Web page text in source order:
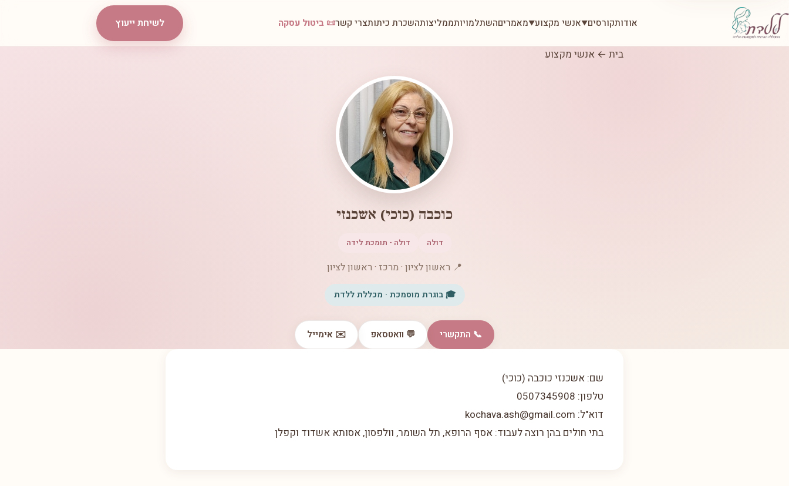
אודותקורסים▼אנשי מקצוע▼מאמריםהשתלמויותממליצותהשכרת כיתותצרי קשר📜 ביטול עסקה לשיחת ייעוץ
בית ← אנשי מקצוע
כוכבה (כוכי) אשכנזי
דולה דולה - תומכת לידה
📍 ראשון לציון · מרכז · ראשון לציון
🎓 בוגרת מוסמכת · מכללת ללדת
📞 התקשרי 💬 וואטסאפ ✉️ אימייל
שם: אשכנזי כוכבה (כוכי)
טלפון: 0507345908
דוא"ל: kochava.ash@gmail.com
בתי חולים בהן רוצה לעבוד: אסף הרופא, תל השומר, וולפסון, אסותא אשדוד וקפלן